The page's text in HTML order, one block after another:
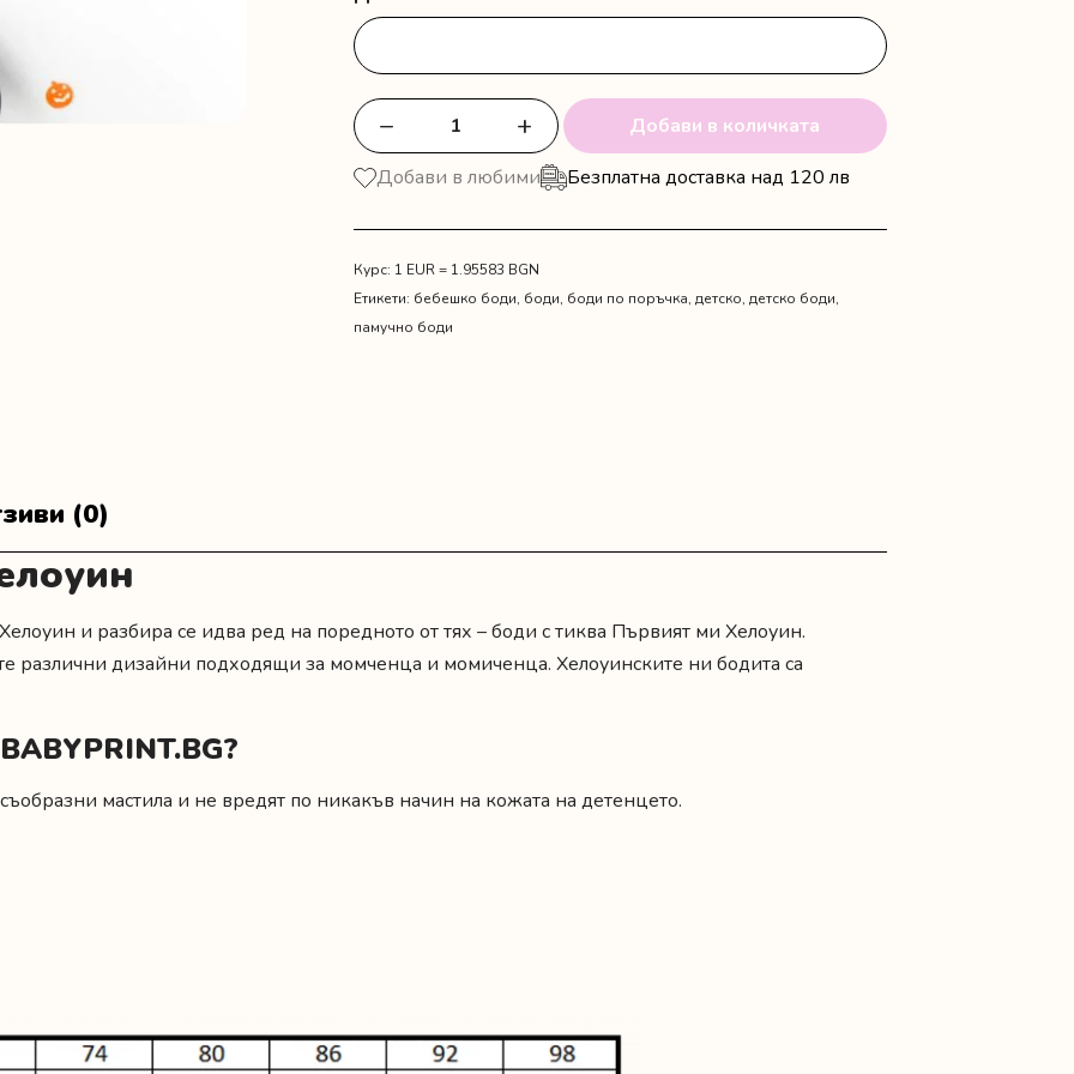
количество
за
Боди
тиква
Първият
Хелоуин
− +
Добави в количката
Добави в любими
Безплатна доставка над 120 лв
Курс: 1 EUR = 1.95583 BGN
Етикети: бебешко боди, боди, боди по поръчка, детско, детско боди,
памучно боди
(0)
и разбира се идва ред на поредното от тях – боди с тиква Първият ми Хелоуин.
различни дизайни подходящи за момченца и момиченца. Хелоуинските ни бодита са
мастила и не вредят по никакъв начин на кожата на детенцето.